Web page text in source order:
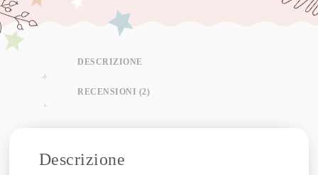
DESCRIZIONE
RECENSIONI (2)
Descrizione